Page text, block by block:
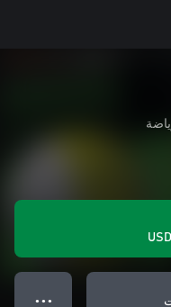
● ● ●